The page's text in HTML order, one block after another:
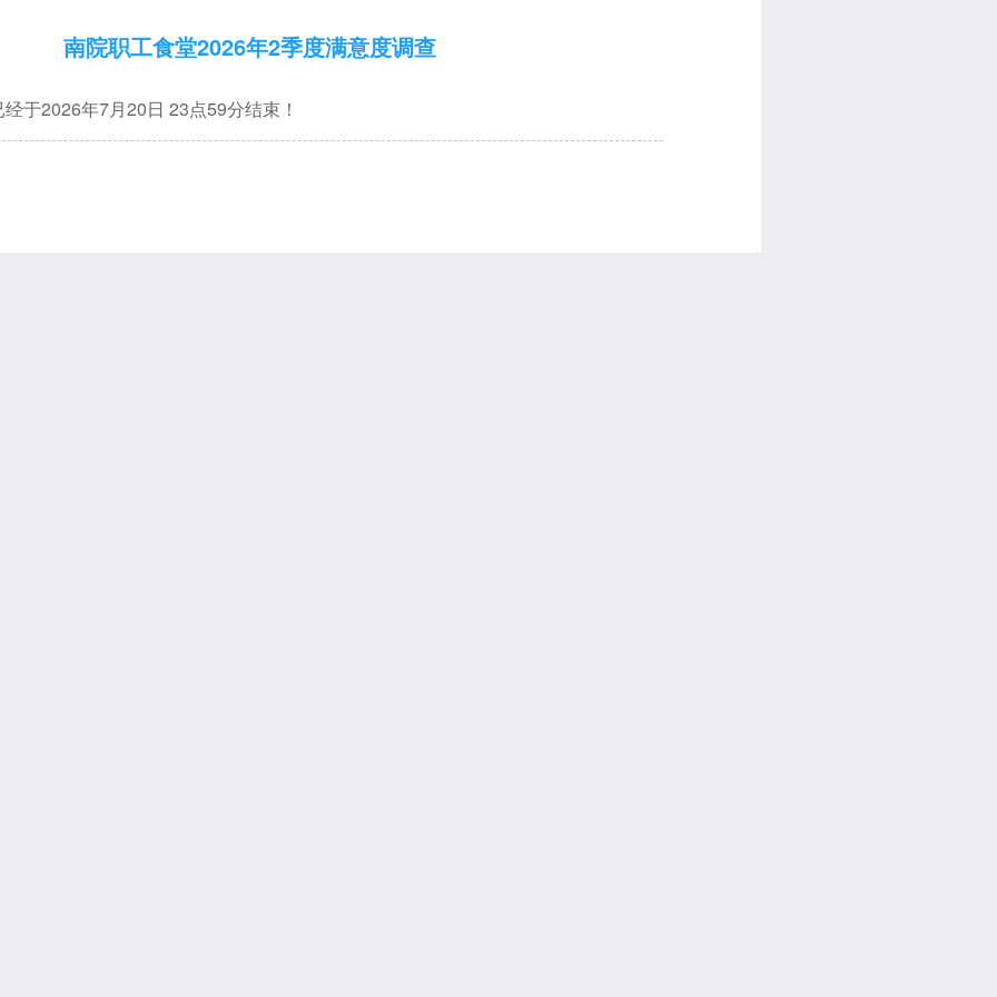
南院职工食堂2026年2季度满意度调查
于2026年7月20日 23点59分结束！